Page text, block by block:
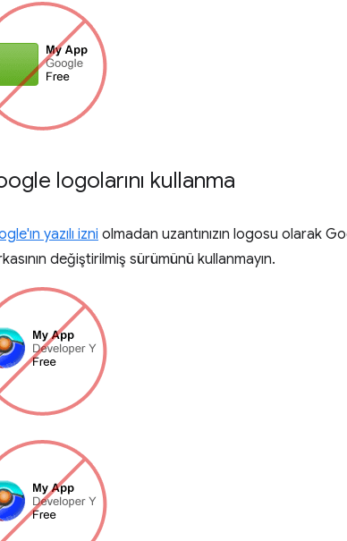
logolarını kullanma
yazılı izni olmadan uzantınızın logosu olarak
değiştirilmiş sürümünü kullanmayın.